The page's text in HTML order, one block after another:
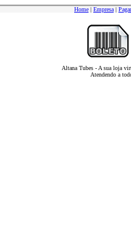
Home | Empresa |
Altana Tubes - A sua loja
Atendendo a